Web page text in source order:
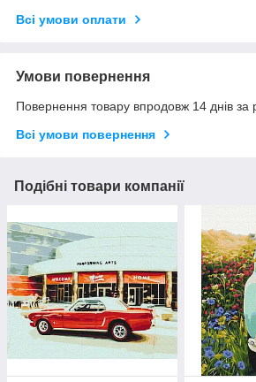
Всі умови оплати
Умови повернення
Повернення товару впродовж 14 днів за
Всі умови повернення
Подібні товари компанії